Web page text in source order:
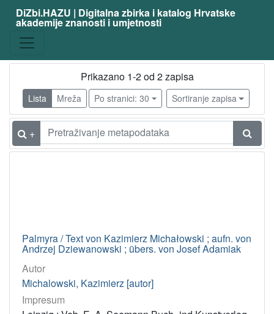
DiZbi.HAZU | Digitalna zbirka i katalog Hrvatske
akademije znanosti i umjetnosti
Prikazano 1-2 od 2 zapisa
Lista Mreža Po stranici: 30 Sortiranje zapisa
+
Palmyra / Text von Kazimierz Michałowski ; aufn. von
Andrzej Dziewanowski ; übers. von Josef Adamiak
Autor
Michalowski, Kazimierz [autor]
Impresum